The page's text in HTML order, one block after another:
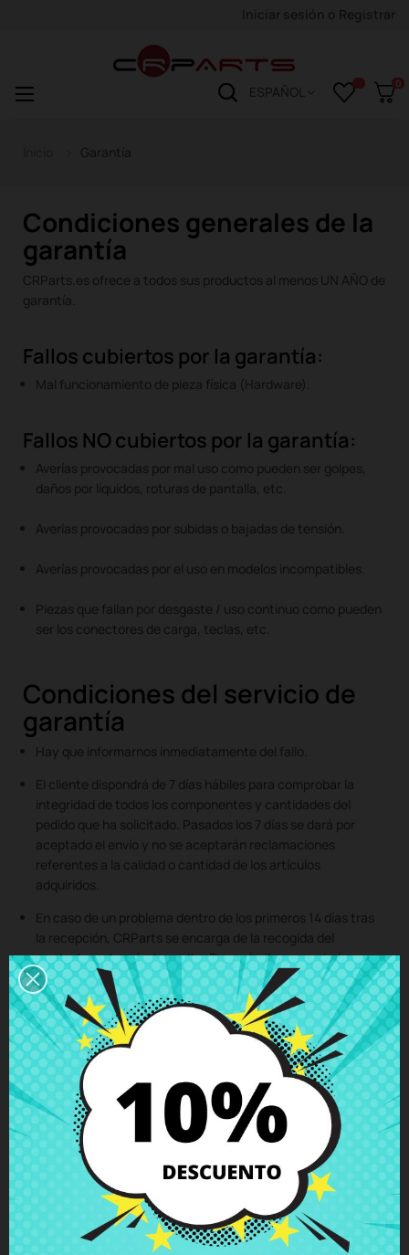
ESPAÑOL
0
Navegación
☰
Condiciones generales de la
garantía
CRParts.es ofrece a todos sus productos al menos UN AÑO de
garantía.
Fallos cubiertos por la garantía:
Mal funcionamiento de pieza física (Hardware).
Fallos NO cubiertos por la garantía:
Averías provocadas por mal uso como pueden ser golpes,
daños por líquidos, roturas de pantalla, etc.
Averías provocadas por subidas o bajadas de tensión.
Averías provocadas por el uso en modelos incompatibles.
Piezas que fallan por desgaste / uso continuo como pueden
ser los conectores de carga, teclas, etc.
Condiciones del servicio de
garantía
Hay que informarnos inmediatamente del fallo.
El cliente dispondrá de 7 días hábiles para comprobar la
integridad de todos los componentes y cantidades del
pedido que ha solicitado. Pasados los 7 días se dará por
aceptado el envío y no se aceptarán reclamaciones
referentes a la calidad o cantidad de los artículos
adquiridos.
En caso de un problema dentro de los primeros 14 días tras
la recepción, CRParts se encarga de la recogida del
producto y el envío de vuelta. Después de ese periodo, se
considera una RMA y los gastos son compartidos, el cliente
paga los portes hasta el taller ubicado en Orihuela Costa
(Alicante), mientras que CRParts se encarga de la
devolución al domicilio del cliente.
La mercancía debe devolverse en su embalaje original o en
otro igualmente adecuado. En caso de recibir la mercancía
deteriorada o dañada por la insuficiencia de embalaje,
CRParts no se hace responsable.
Nos reservamos el derecho de cambiar el producto por otro
para solucionar el problema siempre y cuando sean iguales,
de una gama equivalente o superior.
No nos hacemos responsables de la perdida de datos o